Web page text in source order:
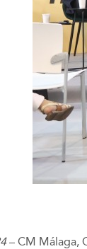
– CM Málaga,